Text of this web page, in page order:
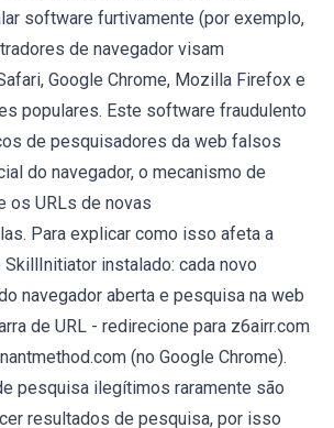
software furtivamente (por exemplo,
de navegador visam
Google Chrome, Mozilla Firefox e
populares. Este software fraudulento
de pesquisadores da web falsos
do navegador, o mecanismo de
os URLs de novas
Para explicar como isso afeta a
SkillInitiator instalado: cada novo
navegador aberta e pesquisa na web
de URL - redirecione para z6airr.com
(no Google Chrome).
pesquisa ilegítimos raramente são
resultados de pesquisa, por isso